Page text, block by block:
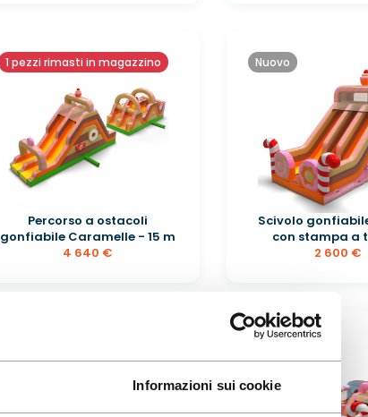
Informazioni sui cookie
1 pezzi rimasti in magazzino
Percorso a ostacoli
gonfiabile Caramelle - 15 m
4 640 €
Nuovo
Scivolo
con stampa a
2 600 €